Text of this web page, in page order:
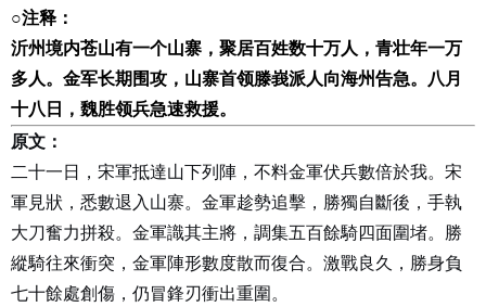
○注释：
沂州境内苍山有一个山寨，聚居百姓数十万人，青壮年一万
多人。金军长期围攻，山寨首领滕峩派人向海州告急。八月
十八日，魏胜领兵急速救援。
原文：
二十一日，宋軍抵達山下列陣，不料金軍伏兵數倍於我。宋
軍見狀，悉數退入山寨。金軍趁勢追擊，勝獨自斷後，手執
大刀奮力拼殺。金軍識其主將，調集五百餘騎四面圍堵。勝
縱騎往來衝突，金軍陣形數度散而復合。激戰良久，勝身負
七十餘處創傷，仍冒鋒刃衝出重圍。